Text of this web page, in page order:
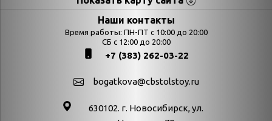
Страницы Категории
Календарь
Выставки
День в истории
День в истории.
День в истории.
Наши контакты
Время работы: ПН-ПТ с 10:00 до 20:00
СБ с 12:00 до 20:00
+7 (383) 262-03-22
bogatkova@cbstolstoy.ru
630102. г. Новосибирск, ул.